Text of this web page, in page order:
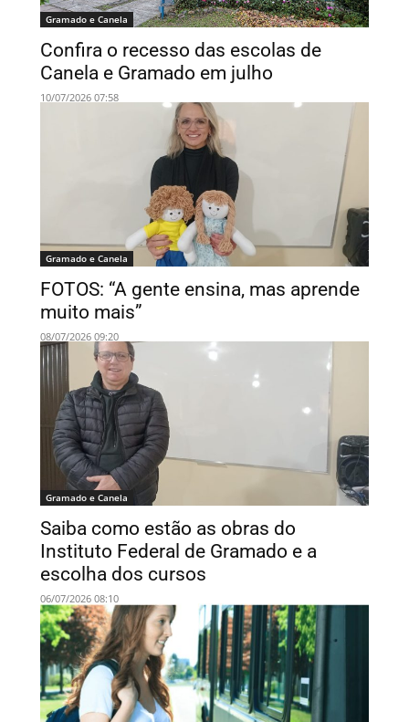
Gramado e Canela
Confira o recesso das escolas de
Canela e Gramado em julho
10/07/2026 07:58
Gramado e Canela
FOTOS: “A gente ensina, mas aprende
muito mais”
08/07/2026 09:20
Gramado e Canela
Saiba como estão as obras do
Instituto Federal de Gramado e a
escolha dos cursos
06/07/2026 08:10